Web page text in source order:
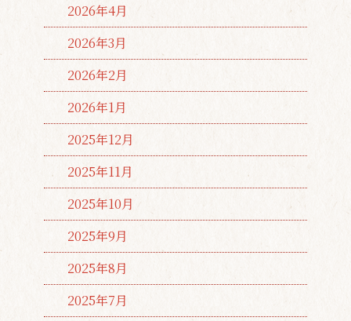
2026年4月
2026年3月
2026年2月
2026年1月
2025年12月
2025年11月
2025年10月
2025年9月
2025年8月
2025年7月